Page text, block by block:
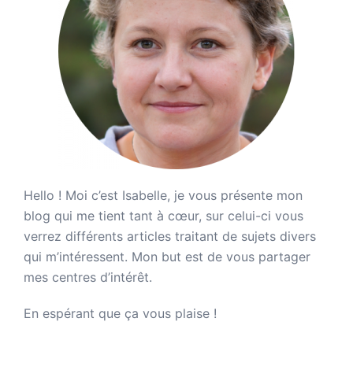
Hello ! Moi c’est Isabelle, je vous présente mon
blog qui me tient tant à cœur, sur celui-ci vous
verrez différents articles traitant de sujets divers
qui m’intéressent. Mon but est de vous partager
mes centres d’intérêt.
En espérant que ça vous plaise !